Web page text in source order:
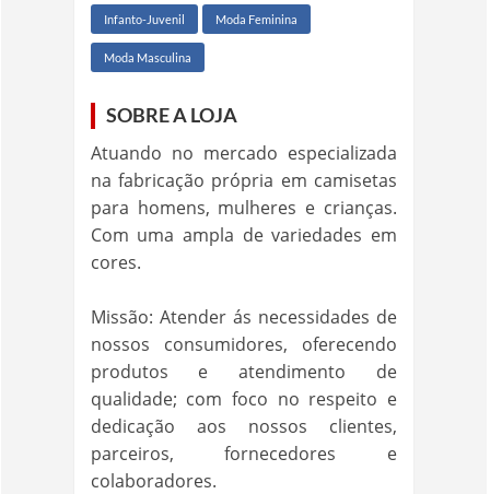
Infanto-Juvenil Moda Feminina
Moda Masculina
SOBRE A LOJA
Atuando no mercado especializada
na fabricação própria em camisetas
para homens, mulheres e crianças.
Com uma ampla de variedades em
cores.
Missão: Atender ás necessidades de
nossos consumidores, oferecendo
produtos e atendimento de
qualidade; com foco no respeito e
dedicação aos nossos clientes,
parceiros, fornecedores e
colaboradores.